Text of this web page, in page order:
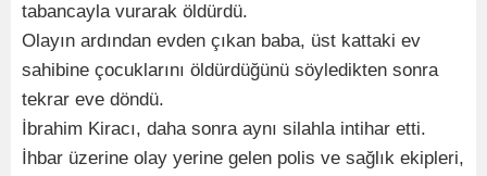
tabancayla vurarak öldürdü.
Olayın ardından evden çıkan baba, üst kattaki ev
sahibine çocuklarını öldürdüğünü söyledikten sonra
tekrar eve döndü.
İbrahim Kiracı, daha sonra aynı silahla intihar etti.
İhbar üzerine olay yerine gelen polis ve sağlık ekipleri,